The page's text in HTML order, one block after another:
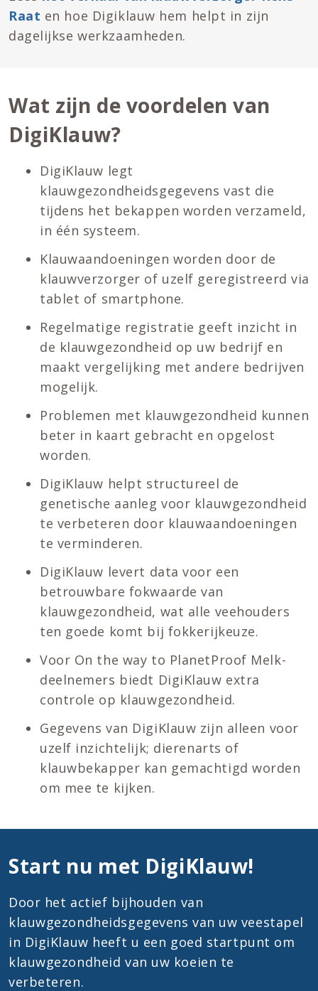
Raat en hoe Digiklauw hem helpt in zijn
dagelijkse werkzaamheden.
Wat zijn de voordelen van
DigiKlauw?
DigiKlauw legt
klauwgezondheidsgegevens vast die
tijdens het bekappen worden verzameld,
in één systeem.
Klauwaandoeningen worden door de
klauwverzorger of uzelf geregistreerd via
tablet of smartphone.
Regelmatige registratie geeft inzicht in
de klauwgezondheid op uw bedrijf en
maakt vergelijking met andere bedrijven
mogelijk.
Problemen met klauwgezondheid kunnen
beter in kaart gebracht en opgelost
worden.
DigiKlauw helpt structureel de
genetische aanleg voor klauwgezondheid
te verbeteren door klauwaandoeningen
te verminderen.
DigiKlauw levert data voor een
betrouwbare fokwaarde van
klauwgezondheid, wat alle veehouders
ten goede komt bij fokkerijkeuze.
Voor On the way to PlanetProof Melk-
deelnemers biedt DigiKlauw extra
controle op klauwgezondheid.
Gegevens van DigiKlauw zijn alleen voor
uzelf inzichtelijk; dierenarts of
klauwbekapper kan gemachtigd worden
om mee te kijken.
Start nu met DigiKlauw!
Door het actief bijhouden van
klauwgezondheidsgegevens van uw veestapel
in DigiKlauw heeft u een goed startpunt om
klauwgezondheid van uw koeien te
verbeteren.